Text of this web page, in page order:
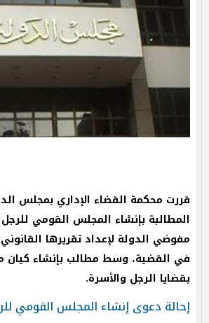
قررت محكمة القضاء الإداري بمجلس
المطالبة بإنشاء المجلس القومي
مفوضي الدولة لإعداد تقريرها
في القضية، وسط مطالب بإنشاء
بقضايا الرجل والأسرة.
إحالة دعوى إنشاء المجلس القومي